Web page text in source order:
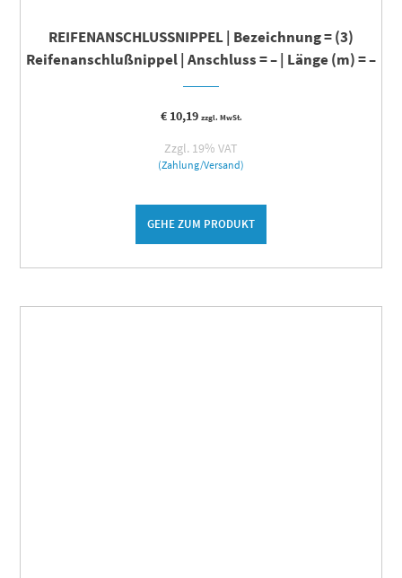
REIFENANSCHLUSSNIPPEL | Bezeichnung = (3)
Reifenanschlußnippel | Anschluss = – | Länge (m) = –
€10,19 zzgl. MwSt.
Zzgl. 19% VAT
(Zahlung/Versand)
GEHE ZUM PRODUKT